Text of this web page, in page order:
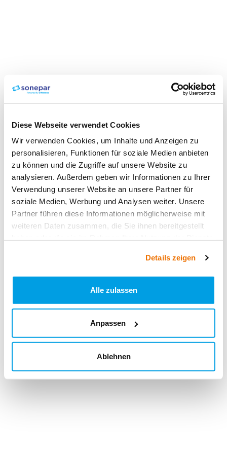
Diese Webseite verwendet Cookies
Wir verwenden Cookies, um Inhalte und Anzeigen zu
personalisieren, Funktionen für soziale Medien anbieten
zu können und die Zugriffe auf unsere Website zu
analysieren. Außerdem geben wir Informationen zu Ihrer
Verwendung unserer Website an unsere Partner für
soziale Medien, Werbung und Analysen weiter. Unsere
Partner führen diese Informationen möglicherweise mit
weiteren Daten zusammen, die Sie ihnen bereitgestellt
Details zeigen
Alle zulassen
Anpassen
Ablehnen